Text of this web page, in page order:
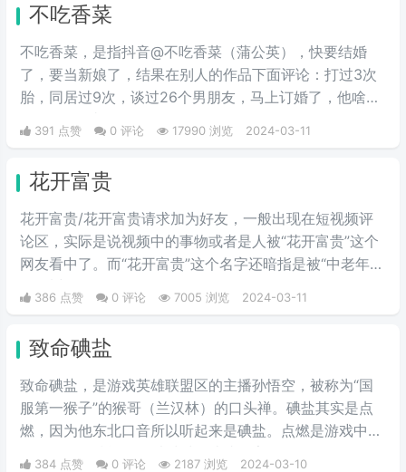
不吃香菜
不吃香菜，是指抖音@不吃香菜（蒲公英），快要结婚
了，要当新娘了，结果在别人的作品下面评论：打过3次
胎，同居过9次，谈过26个男朋友，马上订婚了，他啥都
391 点赞 0 评论 17990 浏览 2024-03-11
花开富贵
花开富贵/花开富贵请求加为好友，一般出现在短视频评
论区，实际是说视频中的事物或者是人被“花开富贵”这个
网友看中了。而“花开富贵”这个名字还暗指是被“中老年
386 点赞 0 评论 7005 浏览 2024-03-11
致命碘盐
致命碘盐，是游戏英雄联盟区的主播孙悟空，被称为“国
服第一猴子”的猴哥（兰汉林）的口头禅。碘盐其实是点
燃，因为他东北口音所以听起来是碘盐。点燃是游戏中的
一个召唤师技能，可以对对面造成伤害。
384 点赞 0 评论 2187 浏览 2024-03-10